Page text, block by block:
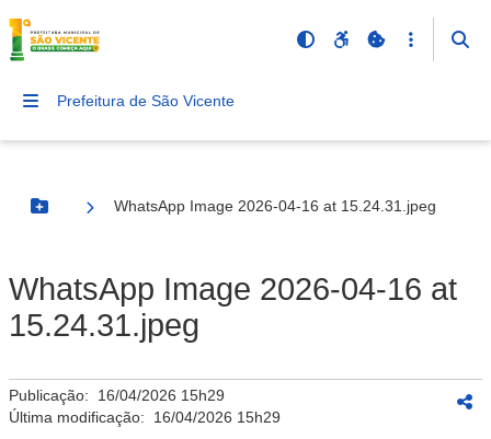
Prefeitura de São Vicente
Botão Menu
WhatsApp Image 2026-04-16 at 15.24.31.jpeg
WhatsApp Image 2026-04-16 at
15.24.31.jpeg
Publicação: 16/04/2026 15h29
Última modificação: 16/04/2026 15h29